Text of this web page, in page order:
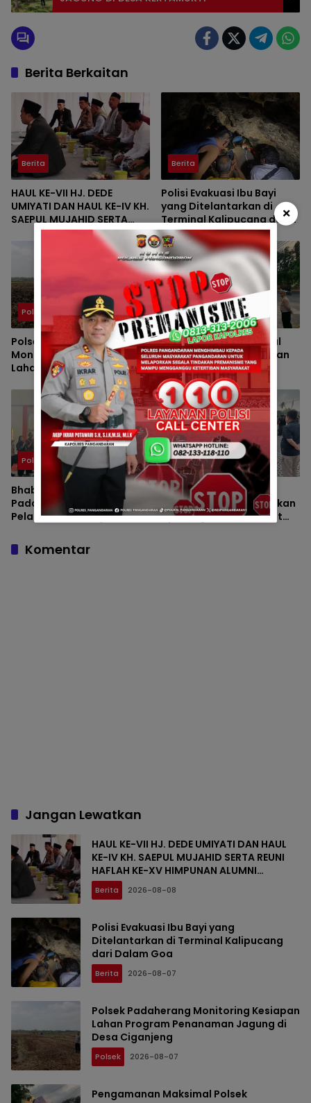
Berita Berkaitan
Berita
HAUL KE-VII HJ. DEDE
UMIYATI DAN HAUL KE-IV KH.
SAEPUL MUJAHID SERTA
REUNI HAFLAH KE-XV
HIMPUNAN ALUMNI DIGELAR
DI PONDOK PESANTREN AL-
Berita
Polisi Evakuasi Ibu Bayi
yang Ditelantarkan di
Terminal Kalipucang dari
Dalam Goa
Polsek
Polsek Padaherang
Monitoring Kesiapan
Lahan Program
Penanaman Jagung di
Desa Ciganjeng
Berita
Pengamanan Maksimal
Polsek Pangandaran dan
Polres Pangandaran,
Nobar Final Piala Presiden
Berlangsung Aman
Polsek
Bhabinkamtibmas Polsek
Padaherang Monitoring
Pelantikan Perangkat
Berita
Satreskrim Polres
Pangandaran Laksanakan
Apel Pagi untuk Perkuat
Komentar
Jangan Lewatkan
HAUL KE-VII HJ. DEDE UMIYATI DAN HAUL
KE-IV KH. SAEPUL MUJAHID SERTA REUNI
HAFLAH KE-XV HIMPUNAN ALUMNI
DIGELAR DI PONDOK PESANTREN AL-FALAH
SANUSSIYAH
Berita 2026-08-08
Polisi Evakuasi Ibu Bayi yang
Ditelantarkan di Terminal Kalipucang
dari Dalam Goa
Berita 2026-08-07
Polsek Padaherang Monitoring Kesiapan
Lahan Program Penanaman Jagung di
Desa Ciganjeng
Polsek 2026-08-07
Pengamanan Maksimal Polsek
×